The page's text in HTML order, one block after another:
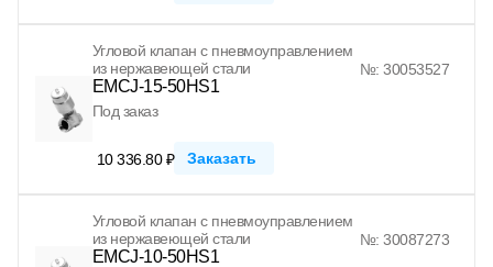
Угловой клапан с пневмоуправлением
из нержавеющей стали
EMCJ-15-50HS1
№: 30053527
Под заказ
10 336.80 ₽ Заказать
Угловой клапан с пневмоуправлением
из нержавеющей стали
EMCJ-10-50HS1
№: 30087273